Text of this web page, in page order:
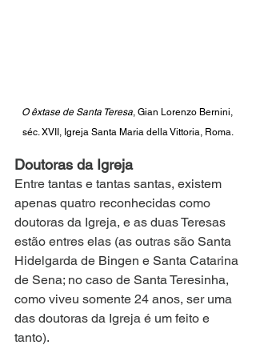
O êxtase de Santa Teresa, Gian Lorenzo Bernini,
séc. XVII, Igreja Santa Maria della Vittoria, Roma.
Doutoras da Igreja
Entre tantas e tantas santas, existem
apenas quatro reconhecidas como
doutoras da Igreja, e as duas Teresas
estão entres elas (as outras são Santa
Hidelgarda de Bingen e Santa Catarina
de Sena; no caso de Santa Teresinha,
como viveu somente 24 anos, ser uma
das doutoras da Igreja é um feito e
tanto).